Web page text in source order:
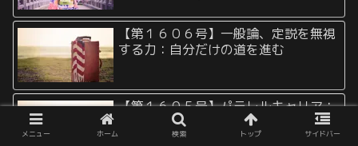
【第１６０６号】一般論、定説を無視
する力：自分だけの道を進む
【第１６０５号】パラレルキャリア：
複数の組織に属するという生き方
メニュー ホーム 検索 トップ サイドバー